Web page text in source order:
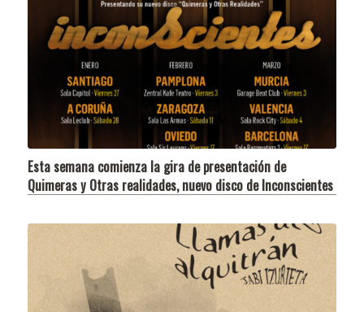
Esta semana comienza la gira de presentación de
Quimeras y Otras realidades, nuevo disco de Inconscientes